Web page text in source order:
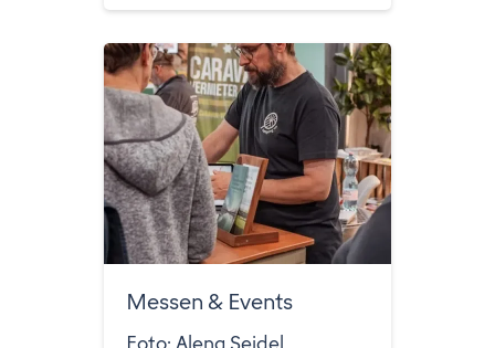
Messen & Events